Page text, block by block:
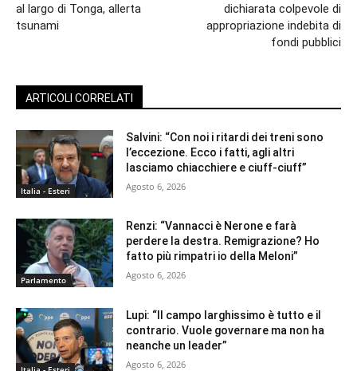
al largo di Tonga, allerta
tsunami
dichiarata colpevole di
appropriazione indebita di
fondi pubblici
ARTICOLI CORRELATI
Italia - Esteri
Salvini: “Con noi i ritardi dei treni sono
l’eccezione. Ecco i fatti, agli altri
lasciamo chiacchiere e ciuff-ciuff”
Agosto 6, 2026
Parlamento
Renzi: “Vannacci è Nerone e farà
perdere la destra. Remigrazione? Ho
fatto più rimpatri io della Meloni”
Agosto 6, 2026
Lupi: “Il campo larghissimo è tutto e il
contrario. Vuole governare ma non ha
neanche un leader”
Agosto 6, 2026